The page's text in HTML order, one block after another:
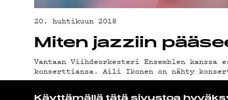
20. huhtikuun 2018
Miten jazziin
Vantaan Viihdeorkesteri Ensemblen
konserttiansa. Aili Ikonen on nähty